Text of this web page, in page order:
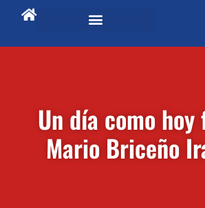
Un día como
Mario Briceño